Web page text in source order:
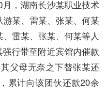
月，湖南长沙某职业技术
某、雷某、张某、何某
雷某、张某、何某等人
行带至附近宾馆内催款
父母无奈之下替张某还
累计向该团伙还款20余